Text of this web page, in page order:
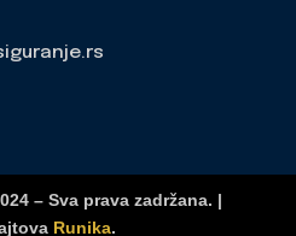
– Sva prava zadržana. |
Runika.